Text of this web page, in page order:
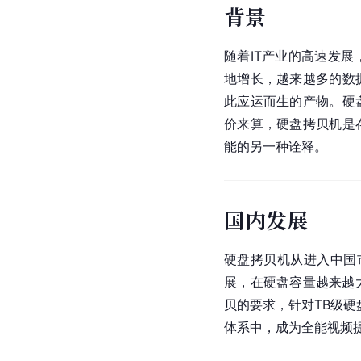
背景
随着IT产业的高速发展
地增长，越来越多的数
此应运而生的产物。
价来算，硬盘拷贝机是
能的另一种诠释。
国内发展
硬盘拷贝机从进入中
展，在硬盘容量越来
贝的要求，针对TB级
体系中，成为全能视频